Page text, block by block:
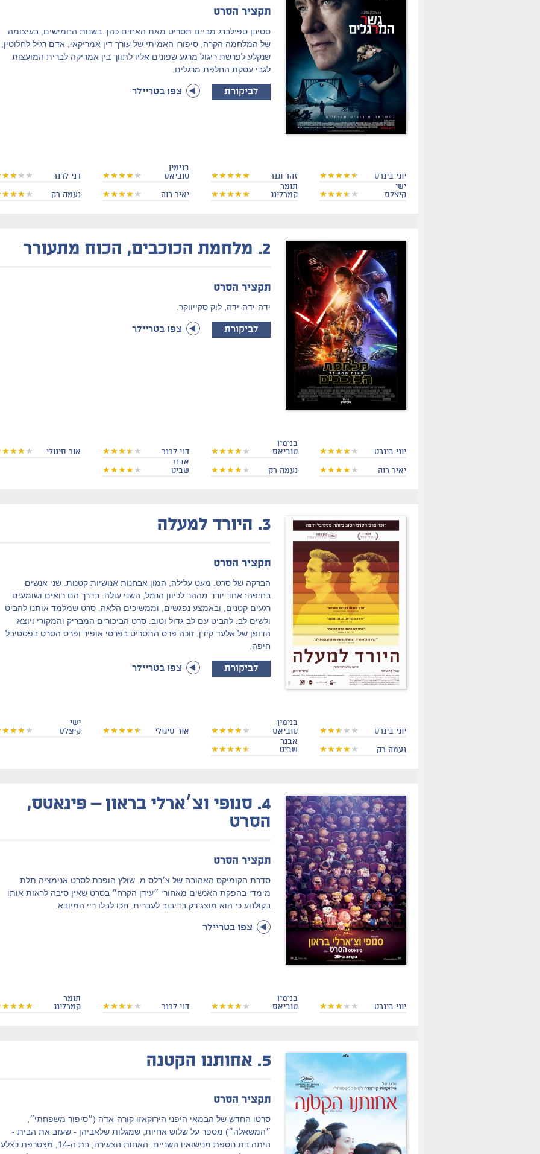
תקציר הסרט
סטיבן ספילברג מביים תסריט מאת האחים כהן. בשנות החמישים, בעיצומה
של המלחמה הקרה, סיפורו האמיתי של עורך דין אמריקאי, אדם רגיל לחלוטין,
שנקלע לפרשת ריגול מרגע שפונים אליו לתווך בין אמריקה לברית המועצות
לגבי עסקת החלפת מרגלים.
לביקורת צפו בטריילר
יוני בינרט זהר וגנר
בנימין
טוביאס
דני לרנר
ישי
קיצלס
תומר
קמרלינג
יאיר רוה נעמה רק
2. מלחמת הכוכבים, הכוח מתעורר
תקציר הסרט
ידה-ידה-ידה, לוק סקייווקר.
לביקורת צפו בטריילר
יוני בינרט
בנימין
טוביאס
דני לרנר אור סיגולי
יאיר רוה נעמה רק
אבנר
שביט
3. היורד למעלה
תקציר הסרט
הברקה של סרט. מעט עלילה, המון אבחנות אנושיות קטנות. שני אנשים
בחיפה: אחד יורד מההר לכיוון הנמל, השני עולה. בדרך הם רואים ושומעים
רגעים קטנים, ובאמצע נפגשים, וממשיכים הלאה. סרט שמלמד אותנו להביט
ולשים לב. להביט עם לב גדול וטוב. סרט הביכורים המבריק והמקורי ויוצא
הדופן של אלעד קידן. זוכה פרס התסריט בפרסי אופיר ופרס הסרט בפסטיבל
חיפה.
לביקורת צפו בטריילר
יוני בינרט
בנימין
טוביאס
אור סיגולי
ישי
קיצלס
נעמה רק
אבנר
שביט
4. סנופי וצ׳ארלי בראון – פינאטס,
הסרט
תקציר הסרט
סדרת הקומיקס האהובה של צ׳רלס מ. שולץ הופכת לסרט אנימציה תלת
מימדי בהפקת האנשים מאחורי ״עידן הקרח״ בסרט שאין סיבה לראות אותו
בקולנוע כי הוא מוצג רק בדיבוב לעברית. חכו לבלו ריי המיובא.
צפו בטריילר
יוני בינרט
בנימין
טוביאס
דני לרנר
תומר
קמרלינג
5. אחותנו הקטנה
תקציר הסרט
סרטו החדש של הבמאי היפני הירוקאזו קורה-אדה (״סיפור משפחתי״,
״המשאלה״) מספר על שלוש אחיות, שמגלות שלאביהן - שעזב את הבית -
היתה בת נוספת מנישואיו השניים. האחות הצעירה, בת ה-14, מצטרפת כצלע